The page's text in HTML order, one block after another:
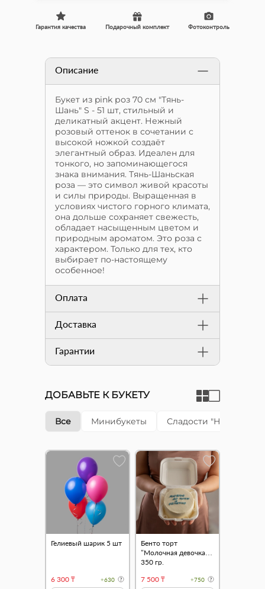
Гарантия качества Фотоконтроль
Подарочный комплект
Описание
Букет из pink роз 70 см "Тянь-
Шань" S - 51 шт, стильный и
деликатный акцент. Нежный
розовый оттенок в сочетании с
высокой ножкой создаёт
элегантный образ. Идеален для
тонкого, но запоминающегося
знака внимания. Тянь-Шаньская
роза — это символ живой красоты
и силы природы. Выращенная в
условиях чистого горного климата,
она дольше сохраняет свежесть,
обладает насыщенным цветом и
природным ароматом. Это роза с
характером. Только для тех, кто
выбирает по-настоящему
особенное!
Оплата
Доставка
Гарантии
ДОБАВЬТЕ К БУКЕТУ
Все Минибукеты Сладости "Happy cake"
Гелиевый шарик 5 шт
6 300 ₸ +630
Бенто торт
"Молочная девочка"
350 гр.
7 500 ₸
+750